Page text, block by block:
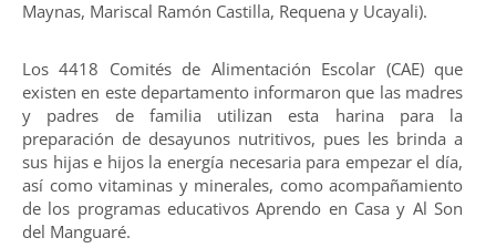
Maynas, Mariscal Ramón Castilla, Requena y Ucayali).
Los 4418 Comités de Alimentación Escolar (CAE) que
existen en este departamento informaron que las madres
y padres de familia utilizan esta harina para la
preparación de desayunos nutritivos, pues les brinda a
sus hijas e hijos la energía necesaria para empezar el día,
así como vitaminas y minerales, como acompañamiento
de los programas educativos Aprendo en Casa y Al Son
del Manguaré.